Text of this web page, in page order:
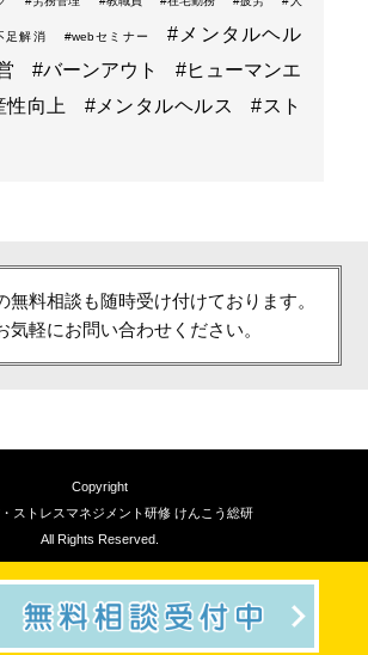
足解消 #webセミナー
#メンタルヘル
#バーンアウト
#ヒューマンエ
性向上 #メンタルヘルス
#スト
無料相談も随時受け付けております。
気軽にお問い合わせください。
Copyright
ストレスマネジメント研修 けんこう総研
All Rights Reserved.